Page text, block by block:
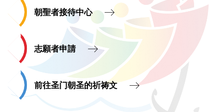
朝聖者接待中心
志願者申請
前往圣门朝圣的祈祷文